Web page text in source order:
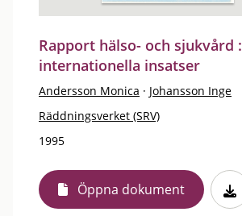
Rapport hälso- och sjukvård :
internationella insatser
Andersson Monica · Johansson Inge
Räddningsverket (SRV)
1995
Öppna dokument